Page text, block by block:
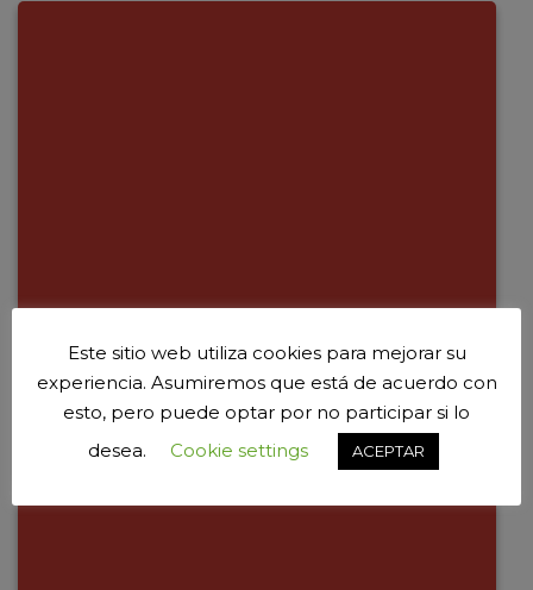
Este sitio web utiliza cookies para mejorar su
experiencia. Asumiremos que está de acuerdo con
esto, pero puede optar por no participar si lo
desea.
Cookie settings ACEPTAR